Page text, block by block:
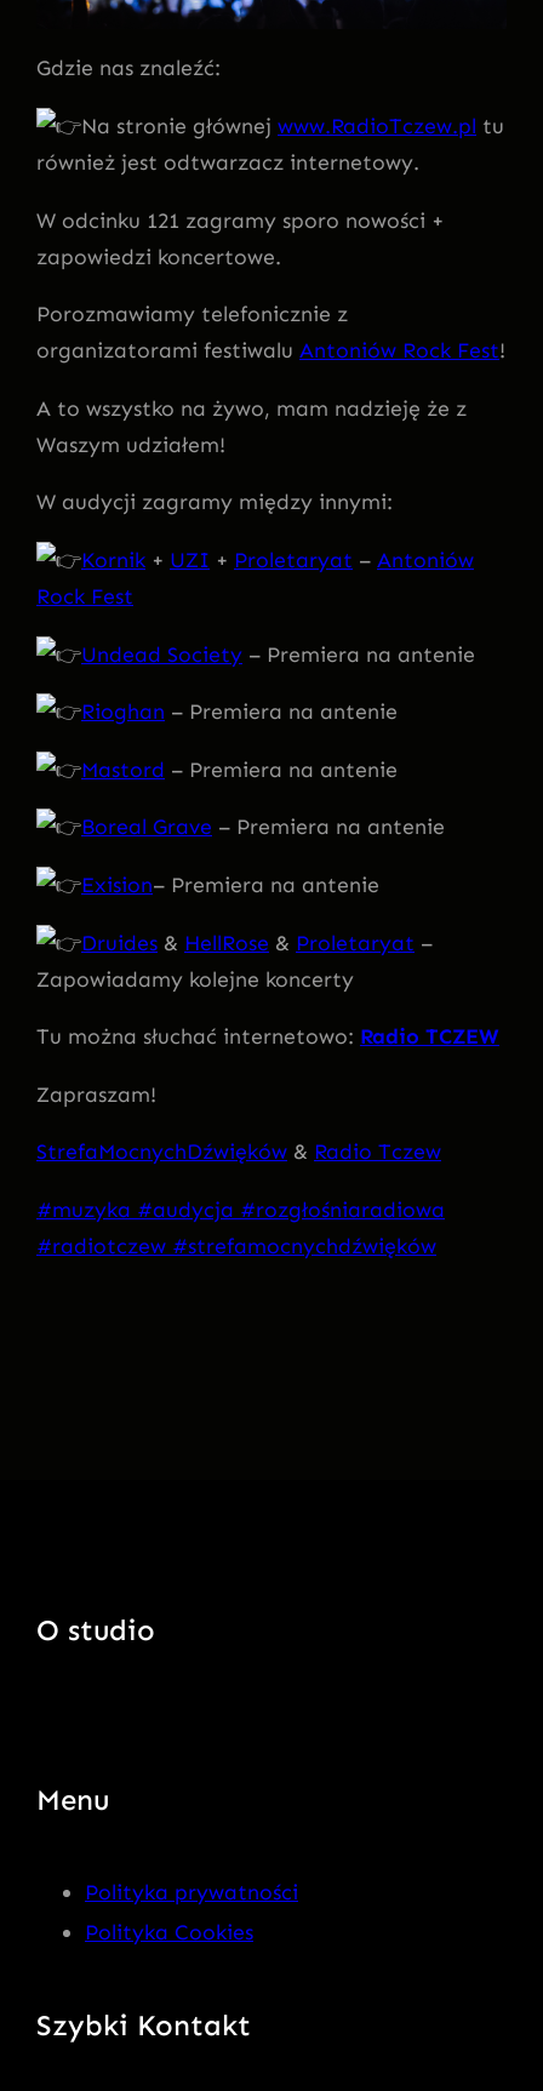
Gdzie nas znaleźć:
Na stronie głównej www.RadioTczew.pl tu
również jest odtwarzacz internetowy.
W odcinku 121 zagramy sporo nowości +
zapowiedzi koncertowe.
Porozmawiamy telefonicznie z
organizatorami festiwalu Antoniów Rock Fest!
A to wszystko na żywo, mam nadzieję że z
Waszym udziałem!
W audycji zagramy między innymi:
Kornik + UZI + Proletaryat – Antoniów
Rock Fest
Undead Society – Premiera na antenie
Rioghan – Premiera na antenie
Mastord – Premiera na antenie
Boreal Grave – Premiera na antenie
Exision– Premiera na antenie
Druides & HellRose & Proletaryat –
Zapowiadamy kolejne koncerty
Tu można słuchać internetowo: Radio TCZEW
Zapraszam!
StrefaMocnychDźwięków & Radio Tczew
#muzyka #audycja #rozgłośniaradiowa
#radiotczew #strefamocnychdźwięków
O studio
Menu
Polityka prywatności
Polityka Cookies
Szybki Kontakt